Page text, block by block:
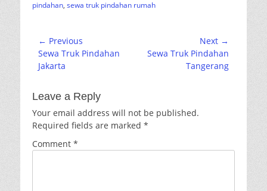
pindahan, sewa truk pindahan rumah
Post
navigation
← Previous
Previous
post:
Sewa Truk Pindahan
Jakarta
Next →
NextSewa Truk Pindahan
Tangerang
Leave a Reply
Your email address will not be published.
Required fields are marked *
Comment *